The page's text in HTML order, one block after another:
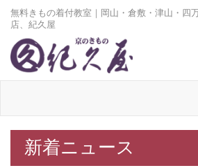
無料きもの着付教室｜岡山・倉敷・津山・四
店、紀久屋
新着ニュース